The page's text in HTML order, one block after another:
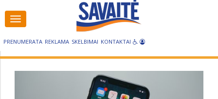
PRENUMERATA REKLAMA SKELBIMAI KONTAKTAI
Visos
kategorijos